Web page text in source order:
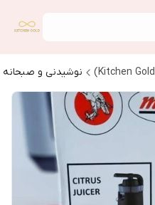
نوشیدنی و صبحانه